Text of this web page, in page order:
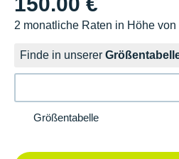
2 monatliche Raten in Höhe von
Ohne Zusatzkosten
Finde in unserer
Größentabelle